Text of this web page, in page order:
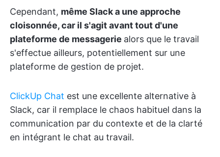
Cependant, même Slack a une approche
cloisonnée, car il s'agit avant tout d'une
plateforme de messagerie alors que le travail
s'effectue ailleurs, potentiellement sur une
plateforme de gestion de projet.
ClickUp Chat est une excellente alternative à
Slack, car il remplace le chaos habituel dans la
communication par du contexte et de la clarté
en intégrant le chat au travail.